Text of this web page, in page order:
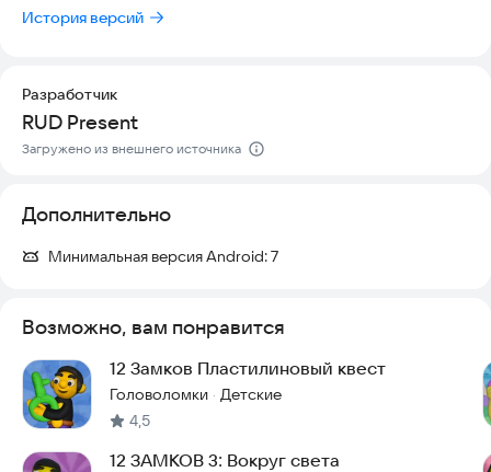
История версий
Разработчик
RUD Present
Загружено из внешнего источника
Дополнительно
Минимальная версия Android:7
Возможно, вам понравится
12 Замков Пластилиновый квест
Головоломки · Детские
4,5
12 ЗАМКОВ 3: Вокруг света